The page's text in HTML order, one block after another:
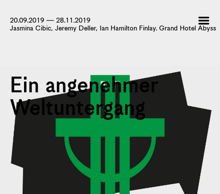
20.09.2019 — 28.11.2019
Jasmina Cibic, Jeremy Deller, Ian Hamilton Finlay. Grand Hotel Abyss
Ein angenehmer
Weltuntergang